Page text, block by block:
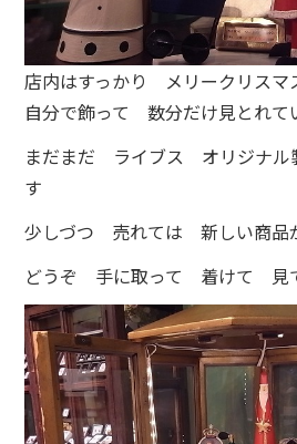
店内はすっかり メリークリス
自分で飾って 数分だけ見とれ
まだまだ ライブス オリジナル
す
少しづつ 売れては 新しい商品
どうぞ 手に取って 着けて 見